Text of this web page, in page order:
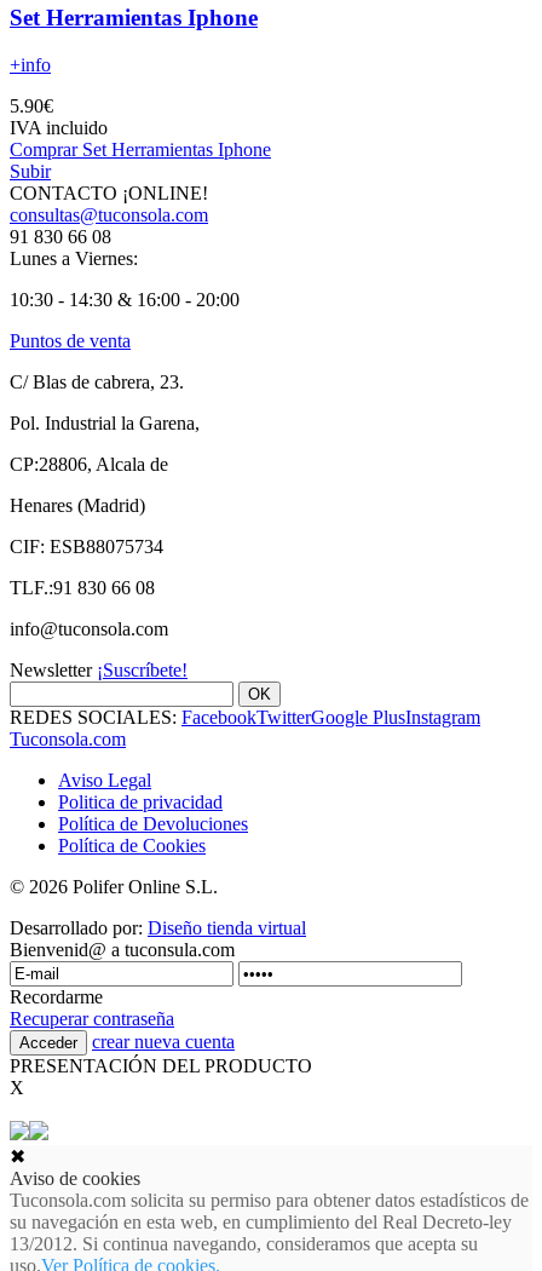
Set Herramientas Iphone
+info
5.90€
IVA incluido
Comprar Set Herramientas Iphone
Subir
CONTACTO ¡ONLINE!
consultas@tuconsola.com
91 830 66 08
Lunes a Viernes:
10:30 - 14:30 & 16:00 - 20:00
Puntos de venta
C/ Blas de cabrera, 23.
Pol. Industrial la Garena,
CP:28806, Alcala de
Henares (Madrid)
CIF: ESB88075734
TLF.:91 830 66 08
info@tuconsola.com
Newsletter ¡Suscríbete!
OK
REDES SOCIALES: FacebookTwitterGoogle PlusInstagram
Tuconsola.com
Aviso Legal
Politica de privacidad
Política de Devoluciones
Política de Cookies
© 2026 Polifer Online S.L.
Desarrollado por: Diseño tienda virtual
Bienvenid@ a tuconsula.com
Recordarme
Recuperar contraseña
crear nueva cuenta
PRESENTACIÓN DEL PRODUCTO
X
✖
Aviso de cookies
Tuconsola.com solicita su permiso para obtener datos estadísticos de
su navegación en esta web, en cumplimiento del Real Decreto-ley
13/2012. Si continua navegando, consideramos que acepta su
uso.Ver Política de cookies.